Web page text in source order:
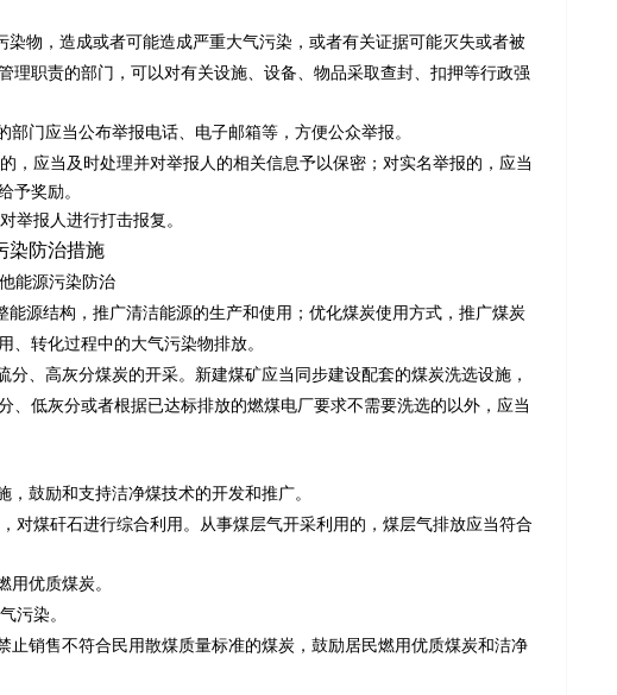
物，造成或者可能造成严重大气污染，或者有关证据可能灭失或者被
职责的部门，可以对有关设施、设备、物品采取查封、扣押等行政强
门应当公布举报电话、电子邮箱等，方便公众举报。
应当及时处理并对举报人的相关信息予以保密；对实名举报的，应当
予奖励。
举报人进行打击报复。
防治措施
能源污染防治
源结构，推广清洁能源的生产和使用；优化煤炭使用方式，推广煤炭
转化过程中的大气污染物排放。
、高灰分煤炭的开采。新建煤矿应当同步建设配套的煤炭洗选设施，
低灰分或者根据已达标排放的燃煤电厂要求不需要洗选的以外，应当
鼓励和支持洁净煤技术的开发和推广。
煤矸石进行综合利用。从事煤层气开采利用的，煤层气排放应当符合
优质煤炭。
污染。
销售不符合民用散煤质量标准的煤炭，鼓励居民燃用优质煤炭和洁净